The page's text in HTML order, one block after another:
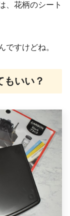
、花柄のシート
ですけどね。
もいい？